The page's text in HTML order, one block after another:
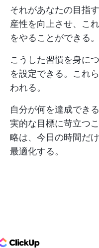
それがあなたの目指
産性を向上させ、こ
をやることができる。
こうした習慣を身に
を設定できる。これ
われる。
自分が何を達成でき
実的な目標に苛立つ
略は、今日の時間だ
最適化する。
Logo